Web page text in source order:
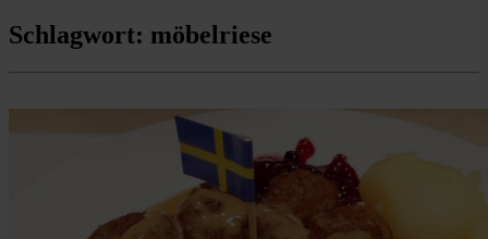
Schlagwort: möbelriese